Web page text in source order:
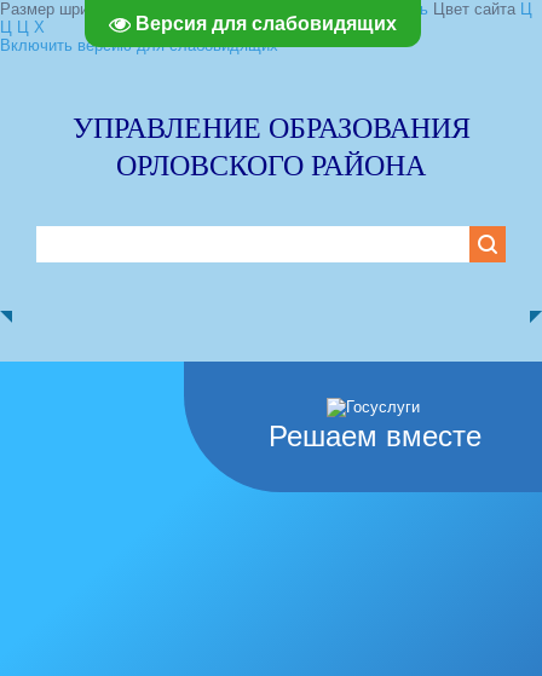
Версия для слабовидящих
Размер шрифта: Включить Цвет сайта Ц
Ц Ц Х
Включить версию для слабовидящих
УПРАВЛЕНИЕ ОБРАЗОВАНИЯ
ОРЛОВСКОГО РАЙОНА
Решаем вместе